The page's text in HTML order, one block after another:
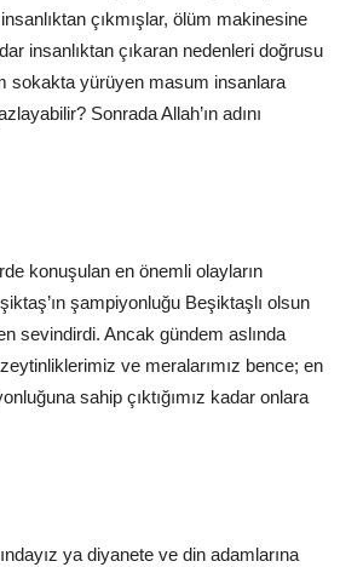
çıkmışlar, ölüm makinesine
insanlıktan çıkaran nedenleri doğrusu
sokakta yürüyen masum insanlara
Sonrada Allah’ın adını
konuşulan en önemli olayların
şampiyonluğu Beşiktaşlı olsun
sevindirdi. Ancak gündem aslında
ve meralarımız bence; en
sahip çıktığımız kadar onlara
ya diyanete ve din adamlarına